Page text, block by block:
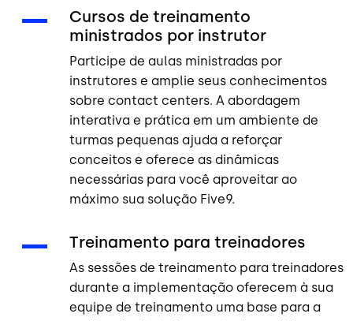
Cursos de treinamento
ministrados por instrutor
Participe de aulas ministradas por
instrutores e amplie seus conhecimentos
sobre contact centers. A abordagem
interativa e prática em um ambiente de
turmas pequenas ajuda a reforçar
conceitos e oferece as dinâmicas
necessárias para você aproveitar ao
máximo sua solução Five9.
Treinamento para treinadores
As sessões de treinamento para treinadores
durante a implementação oferecem à sua
equipe de treinamento uma base para a